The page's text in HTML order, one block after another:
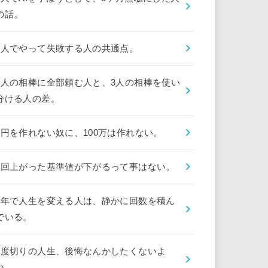
話。
でやって失敗する人の共通点。
の相棒に全部頼む人と、3人の相棒を使い
ける人の差。
を作れない奴に、100万は作れない。
上がった基準値が下がるって事はない。
で人生を変える人は、静かに回数を積ん
いる。
切りの人生、後悔なんかしたくないよ